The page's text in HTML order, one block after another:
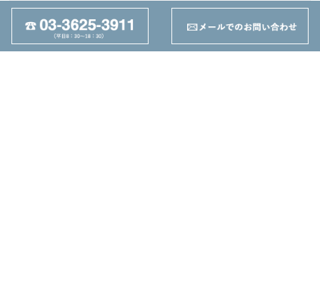
+
輸送・荷役機械 (ﾘﾌﾀｰ・台車)
133
周辺工具(定盤・バイス)
237